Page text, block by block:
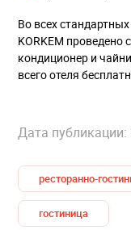
Во всех
KORKEM проведено
кондиционер и
всего отеля
Дата публикации:
ресторанно-
гостиница